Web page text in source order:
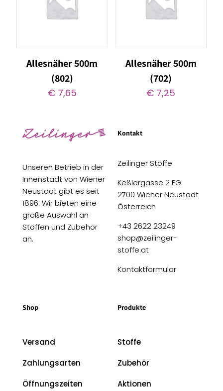
Allesnäher 500m
(802)
€7,65
Allesnäher 500m
(702)
€ 7,25
Unseren Betrieb in der
Innenstadt von Wiener
Neustadt gibt es seit
1896. Wir bieten eine
große Auswahl an
Stoffen und Zubehör
an.
Kontakt
Zeilinger Stoffe
Keßlergasse 2 EG
2700 Wiener Neustadt
Österreich
+43 2622 23249
shop@zeilinger-
stoffe.at
Kontaktformular
Shop
Versand
Zahlungsarten
Öffnungszeiten
Produkte
Stoffe
Zubehör
Aktionen